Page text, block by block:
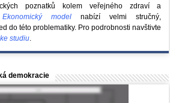
poznatků kolem veřejného zdraví a
Ekonomický model nabízí velmi stručný,
do této problematiky. Pro podrobnosti navštivte
studiu.
demokracie